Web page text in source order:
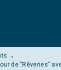
•
de "Rêveries"